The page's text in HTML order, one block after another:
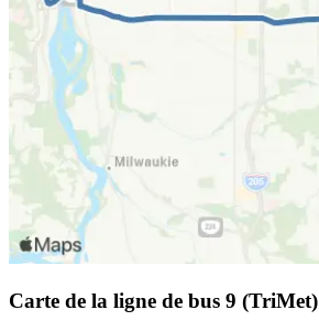
Carte de la ligne de bus 9 (TriMet)